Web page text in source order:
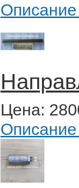
Цена: